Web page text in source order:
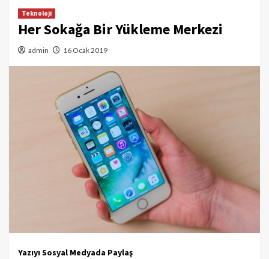
Teknoloji
Her Sokağa Bir Yükleme Merkezi
admin 16 Ocak 2019
Yazıyı Sosyal Medyada Paylaş